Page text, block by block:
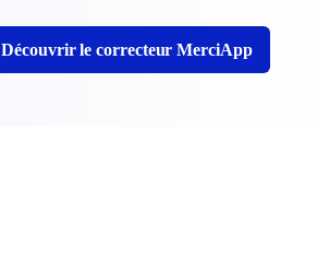
Découvrir le correcteur MerciApp